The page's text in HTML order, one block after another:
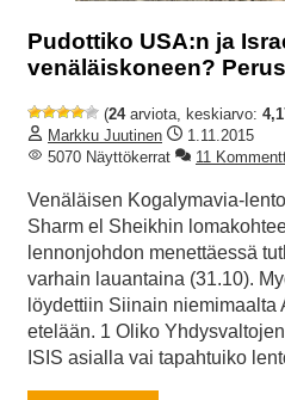
Pudottiko USA:n ja
venäläiskoneen?
(24arviota, keskiarvo:
Markku Juutinen
1.11.2015
5070 Näyttökerrat
11
Venäläisen Kogalymavia-
Sharm el Sheikhin
lennonjohdon menettäessä
varhain lauantaina (31.10).
löydettiin Siinain niemimaalta
etelään. 1 Oliko
ISIS asialla vai tapahtuiko